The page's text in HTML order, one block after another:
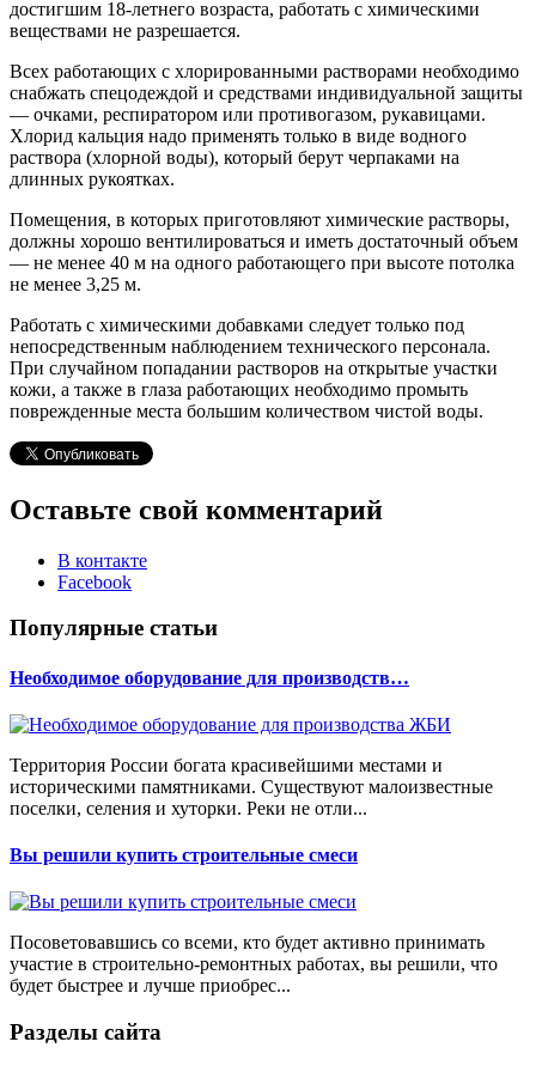
достигшим 18-летнего возраста, работать с химическими
веществами не разрешается.
Всех работающих с хлорированными растворами необходимо
снабжать спецодеждой и средствами индивидуальной защиты
— очками, респиратором или противогазом, рукавицами.
Хлорид кальция надо применять только в виде водного
раствора (хлорной воды), который берут черпаками на
длинных рукоятках.
Помещения, в которых приготовляют химические растворы,
должны хорошо вентилироваться и иметь достаточный объем
— не менее 40 м на одного работающего при высоте потолка
не менее 3,25 м.
Работать с химическими добавками следует только под
непосредственным наблюдением технического персонала.
При случайном попадании растворов на открытые участки
кожи, а также в глаза работающих необходимо промыть
поврежденные места большим количеством чистой воды.
Оставьте свой комментарий
В контакте
Facebook
Популярные статьи
Необходимое оборудование для производств…
Территория России богата красивейшими местами и
историческими памятниками. Существуют малоизвестные
поселки, селения и хуторки. Реки не отли...
Вы решили купить строительные смеси
Посоветовавшись со всеми, кто будет активно принимать
участие в строительно-ремонтных работах, вы решили, что
будет быстрее и лучше приобрес...
Разделы сайта